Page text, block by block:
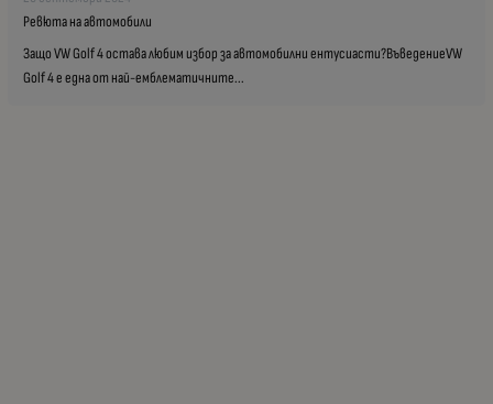
Ревюта на автомобили
Защо VW Golf 4 остава любим избор за автомобилни ентусиасти?ВъведениеVW
Golf 4 е една от най-емблематичните...